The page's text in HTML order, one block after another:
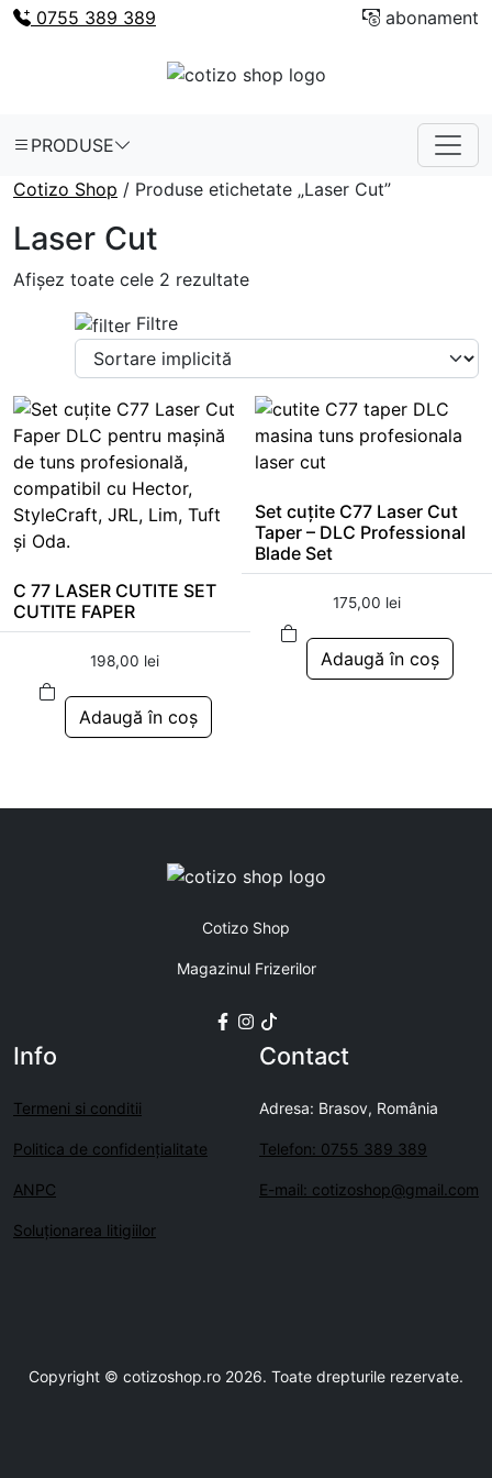
0755 389 389 abonament
PRODUSE
Cotizo Shop / Produse etichetate „Laser Cut”
Laser Cut
Afișez toate cele 2 rezultate
Filtre
C 77 LASER CUTITE SET
CUTITE FAPER
198,00 lei
Adaugă în coș
Set cuțite C77 Laser Cut
Taper – DLC Professional
Blade Set
175,00 lei
Adaugă în coș
Cotizo Shop
Magazinul Frizerilor
Info
Termeni si conditii
Politica de confidenţialitate
ANPC
Soluționarea litigiilor
Contact
Adresa: Brasov, România
Telefon: 0755 389 389
E-mail: cotizoshop@gmail.com
Copyright © cotizoshop.ro 2026. Toate drepturile rezervate.